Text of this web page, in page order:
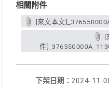
相關附件
[來文本文
件
下架日期： 2024-11-